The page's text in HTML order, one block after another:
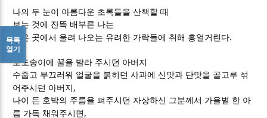
나의 두 눈이 아름다운 초록들을 산책할 때
보는 것에 잔뜩 배부른 나는
깊은 곳에서 울려 나오는 유려한 가락들에 취해 흥얼거린다.
포도송이에 꿀을 발라 주시던 아버지
수줍고 부끄러워 얼굴을 붉히던 사과에 신맛과 단맛을 골고루 섞
어주시던 아버지 ,
나이 든 호박의 주름을 펴주시던 자상하신 그분께서 가을볕 한 아
름 가득 채워주시면 ,
목록
열기